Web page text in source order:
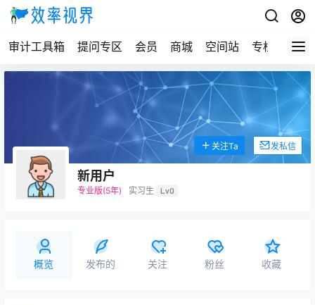
审计工具箱 提问专区 会员 商城 空间站 专栏
新用户
专业版(5年) 实习生 Lv0
关注Ta 发私信
概览 发布的 关注 粉丝 收藏